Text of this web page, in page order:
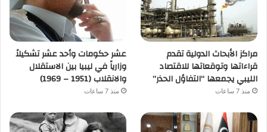
مراكز الأبحاث الدولية تقدم
قراءاتها وتوقعاتها للاقتصاد
الليبي يجمعها “التفاؤل الحذر”
منذ 7 ساعات
عشر حكومات وأحد عشر تشكيلاً
وزارياً في ليبيا بين الاستقلال
والانقلاب (1951 – 1969)
منذ 7 ساعات